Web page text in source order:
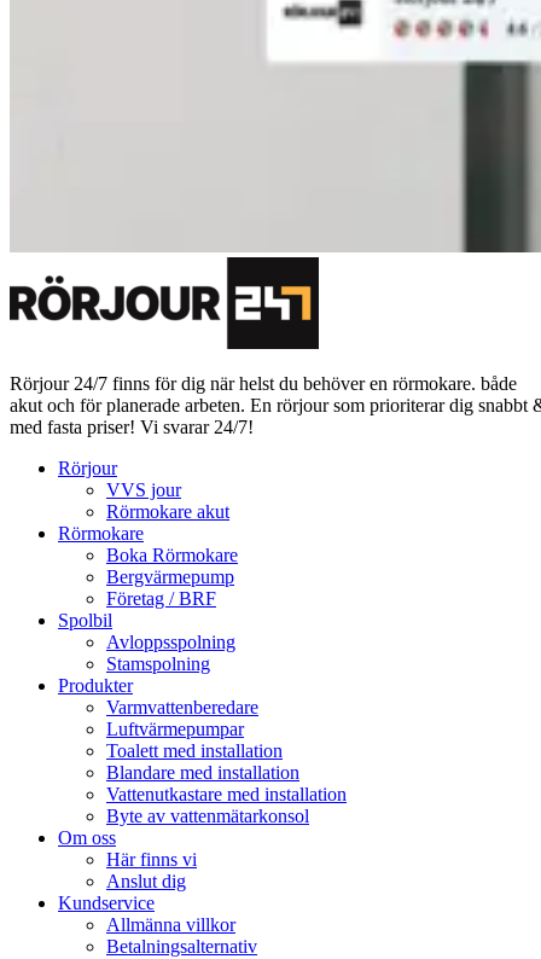
Rörjour 24/7 finns för dig när helst du behöver en rörmokare. både
akut och för planerade arbeten. En rörjour som prioriterar dig snabbt
med fasta priser! Vi svarar 24/7!
Rörjour
VVS jour
Rörmokare akut
Rörmokare
Boka Rörmokare
Bergvärmepump
Företag / BRF
Spolbil
Avloppsspolning
Stamspolning
Produkter
Varmvattenberedare
Luftvärmepumpar
Toalett med installation
Blandare med installation
Vattenutkastare med installation
Byte av vattenmätarkonsol
Om oss
Här finns vi
Anslut dig
Kundservice
Allmänna villkor
Betalningsalternativ